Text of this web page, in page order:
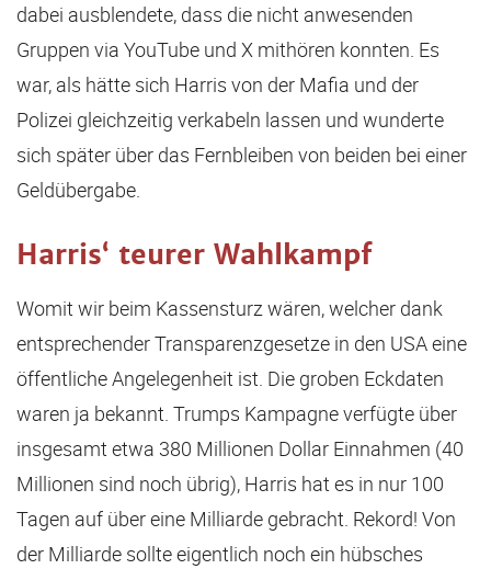
dabei ausblendete, dass die nicht anwesenden
Gruppen via YouTube und X mithören konnten. Es
war, als hätte sich Harris von der Mafia und der
Polizei gleichzeitig verkabeln lassen und wunderte
sich später über das Fernbleiben von beiden bei einer
Geldübergabe.
Harris‘ teurer Wahlkampf
Womit wir beim Kassensturz wären, welcher dank
entsprechender Transparenzgesetze in den USA eine
öffentliche Angelegenheit ist. Die groben Eckdaten
waren ja bekannt. Trumps Kampagne verfügte über
insgesamt etwa 380 Millionen Dollar Einnahmen (40
Millionen sind noch übrig), Harris hat es in nur 100
Tagen auf über eine Milliarde gebracht. Rekord! Von
der Milliarde sollte eigentlich noch ein hübsches